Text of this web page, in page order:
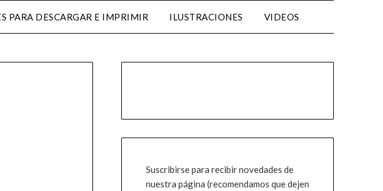
PARA DESCARGAR E IMPRIMIR ILUSTRACIONES VIDEOS
Suscribirse para recibir novedades de
nuestra página (recomendamos que dejen